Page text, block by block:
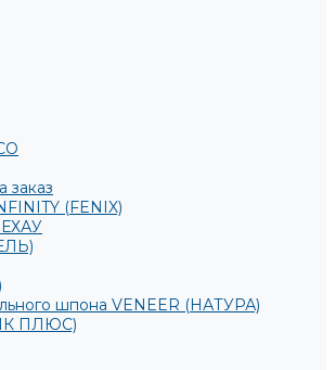
заказ
(FENIX)
шпона VENEER (НАТУРА)
ПЛЮС)